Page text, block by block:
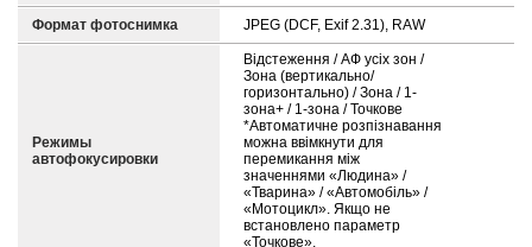
Формат фотоснимка JPEG (DCF, Exif 2.31), RAW
Режимы
автофокусировки
Відстеження / АФ усіх зон /
Зона (вертикально/
горизонтально) / Зона / 1-
зона+ / 1-зона / Точкове
*Автоматичне розпізнавання
можна ввімкнути для
перемикання між
значеннями «Людина» /
«Тварина» / «Автомобіль» /
«Мотоцикл». Якщо не
встановлено параметр
«Точкове».